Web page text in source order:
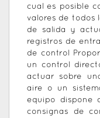
cual es posible
valores de todos
de salida y
registros de
de control
un control
actuar sobre
aire o un
equipo dispone
consignas de